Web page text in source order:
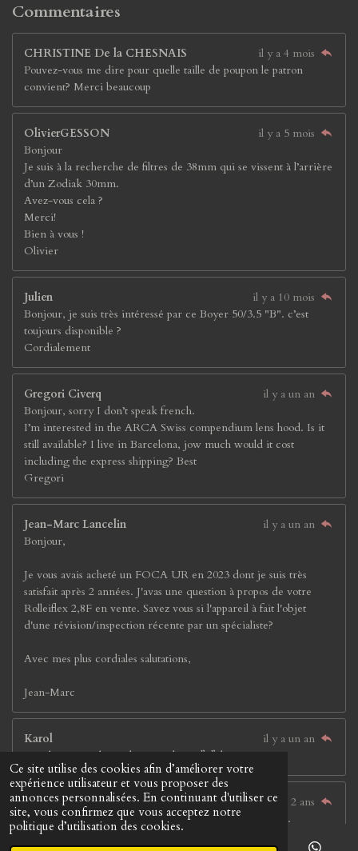
Ce site utilise des cookies afin d’améliorer votre
expérience utilisateur et vous proposer des
annonces personnalisées. En continuant d'utiliser ce
site, vous confirmez que vous acceptez notre
politique d’utilisation des cookies.
Commentaires
CHRISTINE De la CHESNAIS
il y a 4 mois
Pouvez-vous me dire pour quelle taille de poupon le patron
convient? Merci beaucoup
OlivierGESSON
il y a 5 mois
Bonjour
Je suis à la recherche de filtres de 38mm qui se vissent à l’arrière
d’un Zodiak 30mm.
Avez-vous cela ?
Merci!
Bien à vous !
Olivier
Julien
il y a 10 mois
Bonjour, je suis très intéressé par ce Boyer 50/3.5 "B". c’est
toujours disponible ?
Cordialement
Gregori Civerq
il y a un an
Bonjour, sorry I don’t speak french.
I’m interested in the ARCA Swiss compendium lens hood. Is it
still available? I live in Barcelona, jow much would it cost
including the express shipping? Best
Gregori
Jean-Marc Lancelin
il y a un an
Bonjour,
Je vous avais acheté un FOCA UR en 2023 dont je suis très
satisfait après 2 années. J'avas une question à propos de votre
Rolleiflex 2,8F en vente. Savez vous si l'appareil à fait l'objet
d'une révision/inspection récente par un spécialiste?
Avec mes plus cordiales salutations,
Jean-Marc
Karol
il y a un an
Posielate aj na Slovensko. Za odpoveď ďakujem.
Marysol
il y a 2 ans
Très beau site, avec une grande variété d'articles photo.
Bravo